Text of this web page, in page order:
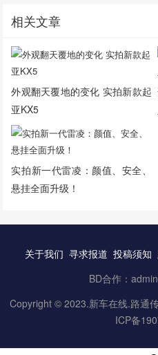
相关文章
外观翻天覆地的变化 实拍新款起
亚KX5
实拍新一代雷凌：颜值、安全、
悬挂全面升级！
关于我们 寻求报道 投稿须知
BD合作：
Copyright © 2023.新车在线.路通
ICP备